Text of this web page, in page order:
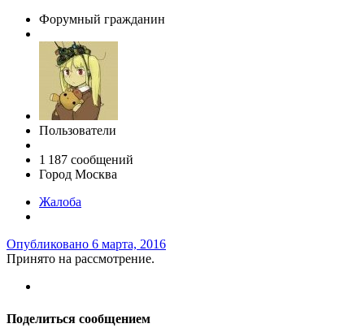
Форумный гражданин
Пользователи
1 187 сообщений
Город Москва
Жалоба
Опубликовано 6 марта, 2016
Принято на рассмотрение.
Поделиться сообщением